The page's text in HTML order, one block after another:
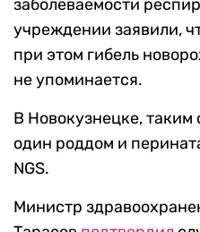
заболеваемости
учреждении заявили,
при этом гибель
не упоминается.
В Новокузнецке, таким
один роддом и
NGS.
Министр